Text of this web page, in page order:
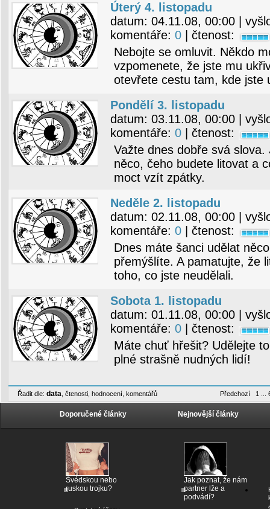
Úterý 4. listopadu
datum: 04.11.08, 00:00 |
komentáře: 0 | čtenost:
Nebojte se omluvit. Někdo
vzpomenete, že jste mu
otevřete cestu tam, kde jste
Pondělí 3. listopadu
datum: 03.11.08, 00:00 |
komentáře: 0 | čtenost:
Važte dnes dobře svá
něco, čeho budete litovat a
moct vzít zpátky.
Neděle 2. listopadu
datum: 02.11.08, 00:00 |
komentáře: 0 | čtenost:
Dnes máte šanci udělat
přemýšlíte. A pamatujte, že
toho, co jste neudělali.
Sobota 1. listopadu
datum: 01.11.08, 00:00 |
komentáře: 0 | čtenost:
Máte chuť hřešit? Udělejte
plné strašně nudných lidí!
Řadit dle: data čtenosti hodnocení komentářů Předchozí 1
Doporučené články
Švédskou nebo
ruskou trojku?
Nejnovější články
Jak poznat, že nám
partner lže a
podvádí?